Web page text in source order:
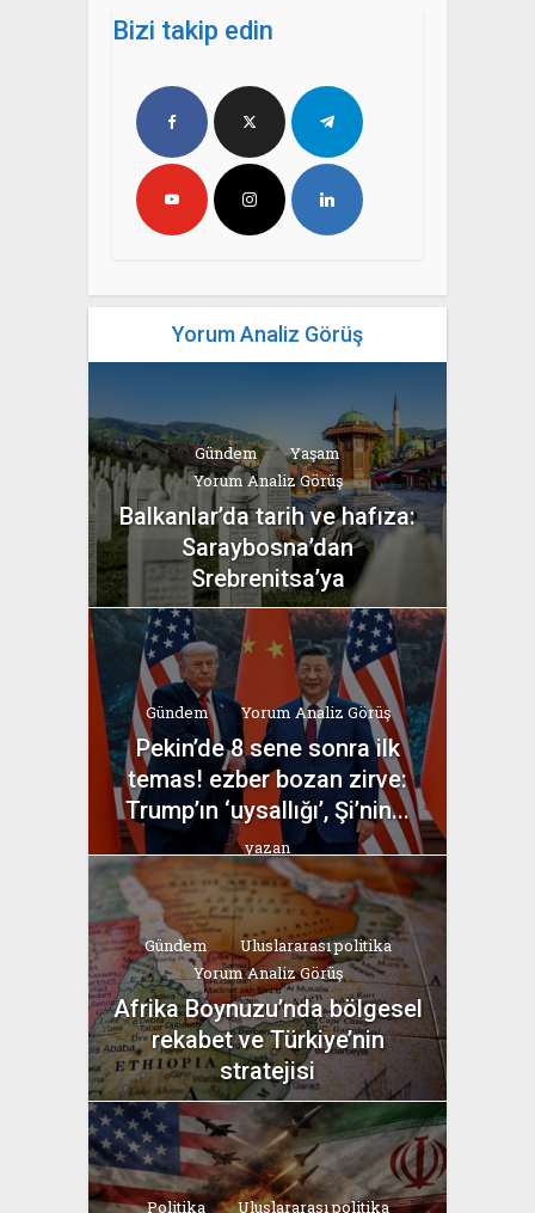
Bizi takip edin
Yorum Analiz Görüş
Gündem
Yaşam
Yorum Analiz Görüş
Balkanlar’da tarih ve hafıza:
Saraybosna’dan
Srebrenitsa’ya
yazan
Bahri Ak
Gündem Yorum Analiz Görüş
Pekin’de 8 sene sonra ilk
temas! ezber bozan zirve:
Trump’ın ‘uysallığı’, Şi’nin...
yazan
Bahri Ak
Gündem
Uluslararası politika
Yorum Analiz Görüş
Afrika Boynuzu’nda bölgesel
rekabet ve Türkiye’nin
stratejisi
yazan
Bahri Ak
Politika Uluslararası politika